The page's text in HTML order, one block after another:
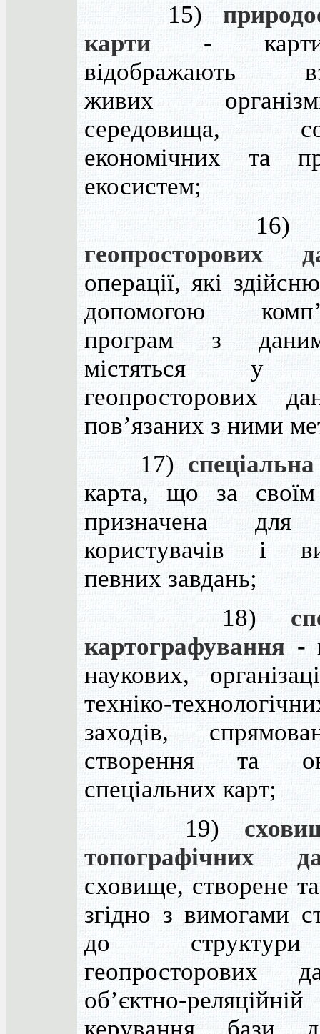
15)
карти -
відображають
живих
середовища,
економічних та
екосистем;
геопросторових
операції, які
допомогою
програм з
містяться у
геопросторових
пов’язаних з ними
17)
карта, що за своїм
призначена для
користувачів і
певних завдань;
18)
картографування -
наукових,
техніко-
заходів,
створення та
спеціальних карт;
19)
топографічних
сховище, створене
згідно з вимогами
до
геопросторових
об’єктно-